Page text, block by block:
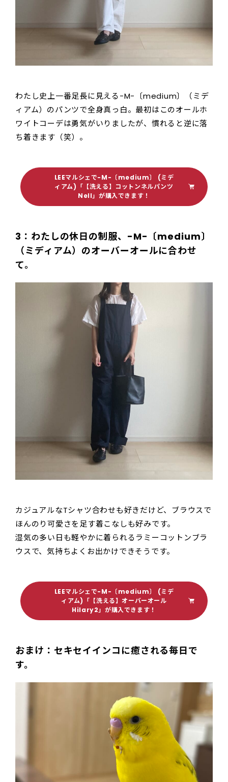
わたし史上一番足長に見える-M-〔medium〕（ミデ
ィアム）のパンツで全身真っ白。最初はこのオールホ
ワイトコーデは勇気がいりましたが、慣れると逆に落
ち着きます（笑）。
LEEマルシェで-M-〔medium〕 (ミデ
ィアム)「【洗える】コットンネルパンツ
Nell」が購入できます！
3：わたしの休日の制服、-M-〔medium〕
（ミディアム）のオーバーオールに合わせ
て。
カジュアルなTシャツ合わせも好きだけど、ブラウスで
ほんのり可愛さを足す着こなしも好みです。
湿気の多い日も軽やかに着られるラミーコットンブラ
ウスで、気持ちよくお出かけできそうです。
LEEマルシェで-M-〔medium〕 (ミデ
ィアム)「【洗える】オーバーオール
Hilary2」が購入できます！
おまけ：セキセイインコに癒される毎日で
す。